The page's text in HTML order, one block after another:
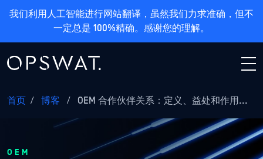
我们利用人工智能进行网站翻译，虽然我们力求准确，但不
一定总是 100%精确。感谢您的理解。
首页 / 博客 / OEM 合作伙伴关系：定义、益处和作用...
OEM